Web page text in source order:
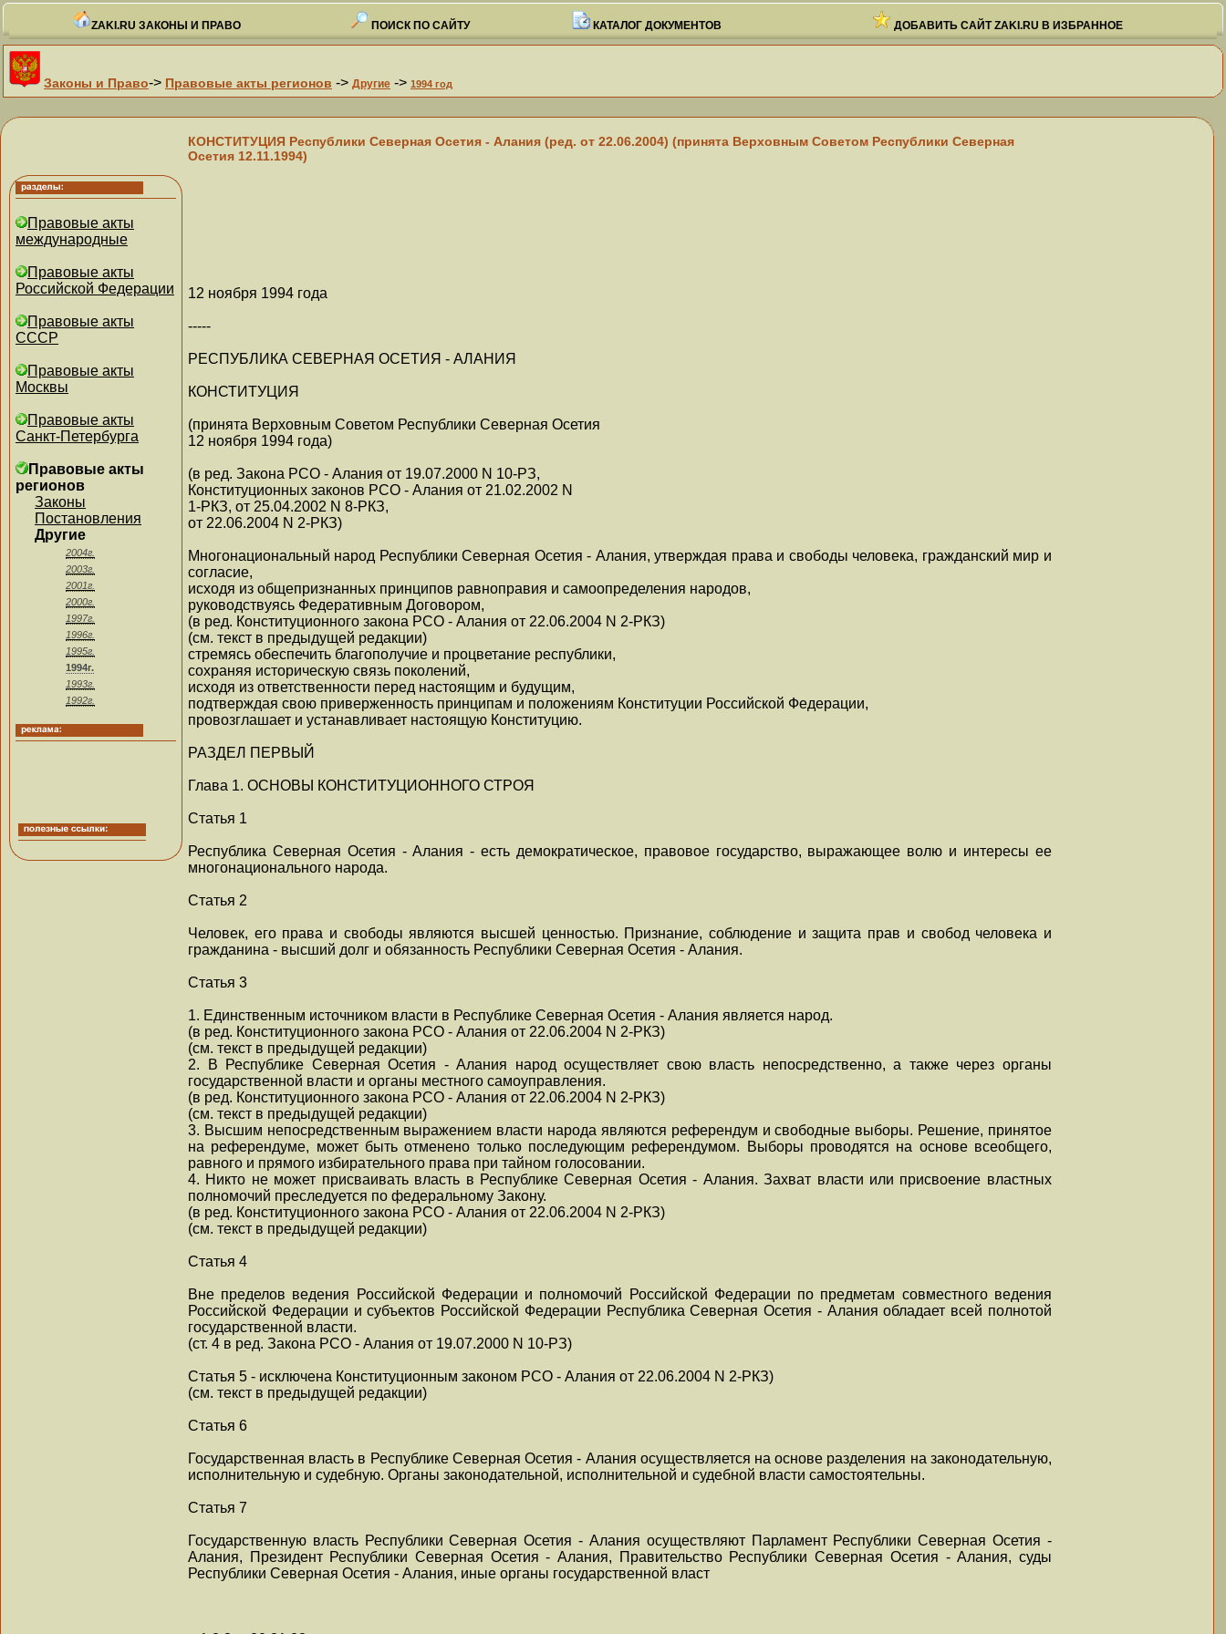
ZAKI.RU ЗАКОНЫ И ПРАВО ПОИСК ПО САЙТУ КАТАЛОГ ДОКУМЕНТОВ ДОБАВИТЬ САЙТ ZAKI.RU В ИЗБРАННОЕ
Законы и Право-> Правовые акты регионов -> Другие -> 1994 год
Правовые акты
международные
Правовые акты
Российской Федерации
Правовые акты
СССР
Правовые акты
Москвы
Правовые акты
Санкт-Петербурга
Правовые акты
регионов
Законы
Постановления
Другие
2004г.
2003г.
2001г.
2000г.
1997г.
1996г.
1995г.
1994г.
1993г.
1992г.
КОНСТИТУЦИЯ Республики Северная Осетия - Алания (ред. от 22.06.2004) (принята Верховным Советом Республики Северная
Осетия 12.11.1994)
12 ноября 1994 года
-----
РЕСПУБЛИКА СЕВЕРНАЯ ОСЕТИЯ - АЛАНИЯ
КОНСТИТУЦИЯ
(принята Верховным Советом Республики Северная Осетия
12 ноября 1994 года)
(в ред. Закона РСО - Алания от 19.07.2000 N 10-РЗ,
Конституционных законов РСО - Алания от 21.02.2002 N
1-РКЗ, от 25.04.2002 N 8-РКЗ,
от 22.06.2004 N 2-РКЗ)
Многонациональный народ Республики Северная Осетия - Алания, утверждая права и свободы человека, гражданский мир и
согласие,
исходя из общепризнанных принципов равноправия и самоопределения народов,
руководствуясь Федеративным Договором,
(в ред. Конституционного закона РСО - Алания от 22.06.2004 N 2-РКЗ)
(см. текст в предыдущей редакции)
стремясь обеспечить благополучие и процветание республики,
сохраняя историческую связь поколений,
исходя из ответственности перед настоящим и будущим,
подтверждая свою приверженность принципам и положениям Конституции Российской Федерации,
провозглашает и устанавливает настоящую Конституцию.
РАЗДЕЛ ПЕРВЫЙ
Глава 1. ОСНОВЫ КОНСТИТУЦИОННОГО СТРОЯ
Статья 1
Республика Северная Осетия - Алания - есть демократическое, правовое государство, выражающее волю и интересы ее
многонационального народа.
Статья 2
Человек, его права и свободы являются высшей ценностью. Признание, соблюдение и защита прав и свобод человека и
гражданина - высший долг и обязанность Республики Северная Осетия - Алания.
Статья 3
1. Единственным источником власти в Республике Северная Осетия - Алания является народ.
(в ред. Конституционного закона РСО - Алания от 22.06.2004 N 2-РКЗ)
(см. текст в предыдущей редакции)
2. В Республике Северная Осетия - Алания народ осуществляет свою власть непосредственно, а также через органы
государственной власти и органы местного самоуправления.
(в ред. Конституционного закона РСО - Алания от 22.06.2004 N 2-РКЗ)
(см. текст в предыдущей редакции)
3. Высшим непосредственным выражением власти народа являются референдум и свободные выборы. Решение, принятое
на референдуме, может быть отменено только последующим референдумом. Выборы проводятся на основе всеобщего,
равного и прямого избирательного права при тайном голосовании.
4. Никто не может присваивать власть в Республике Северная Осетия - Алания. Захват власти или присвоение властных
полномочий преследуется по федеральному Закону.
(в ред. Конституционного закона РСО - Алания от 22.06.2004 N 2-РКЗ)
(см. текст в предыдущей редакции)
Статья 4
Вне пределов ведения Российской Федерации и полномочий Российской Федерации по предметам совместного ведения
Российской Федерации и субъектов Российской Федерации Республика Северная Осетия - Алания обладает всей полнотой
государственной власти.
(ст. 4 в ред. Закона РСО - Алания от 19.07.2000 N 10-РЗ)
Статья 5 - исключена Конституционным законом РСО - Алания от 22.06.2004 N 2-РКЗ)
(см. текст в предыдущей редакции)
Статья 6
Государственная власть в Республике Северная Осетия - Алания осуществляется на основе разделения на законодательную,
исполнительную и судебную. Органы законодательной, исполнительной и судебной власти самостоятельны.
Статья 7
Государственную власть Республики Северная Осетия - Алания осуществляют Парламент Республики Северная Осетия -
Алания, Президент Республики Северная Осетия - Алания, Правительство Республики Северная Осетия - Алания, суды
Республики Северная Осетия - Алания, иные органы государственной власт